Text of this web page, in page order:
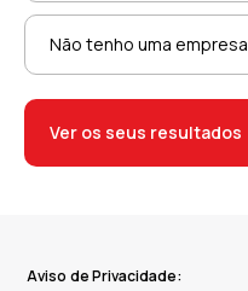
Não tenho uma empresa
Ver os seus resultados
Aviso de Privacidade: